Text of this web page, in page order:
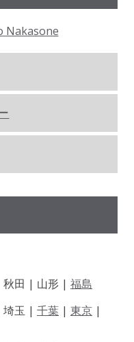
Nakasone
秋田 | 山形 | 福島
玉 | 千葉 | 東京 |